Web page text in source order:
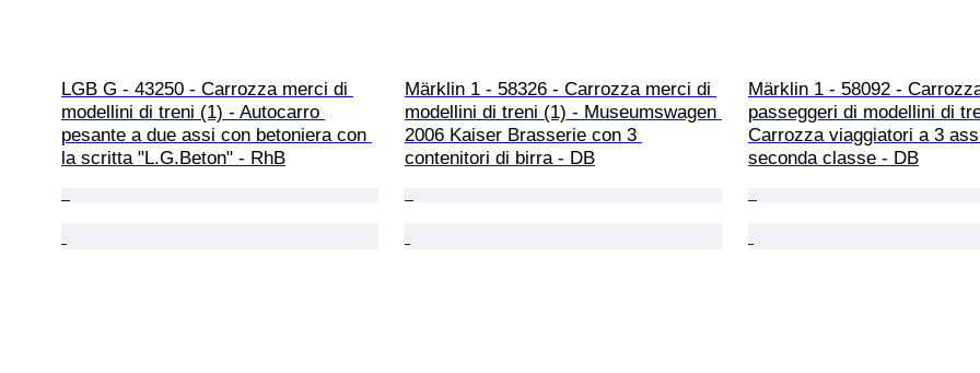
LGB G - 43250 - Carrozza merci di
modellini di treni (1) - Autocarro
pesante a due assi con betoniera con
la scritta "L.G.Beton" - RhB
Märklin 1 - 58326 - Carrozza merci di
modellini di treni (1) - Museumswagen
2006 Kaiser Brasserie con 3
contenitori di birra - DB
Märklin 1 - 58092 -
passeggeri di modellini di
Carrozza viaggiatori a 3
seconda classe - DB